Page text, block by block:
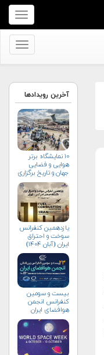
برای
نمایش
منو
برای
کنید
آخرین رویدادها
۱۰ نمایشگاه برتر
هوایی و فضایی
جهان و تاریخ برگزاری
آن‌ها
یازدهمین کنفرانس
سوخت و احتراق
ایران (آبان‌ ۱۴۰۴)
بیست و سومین
کنفرانس انجمن
هوافضای ايران